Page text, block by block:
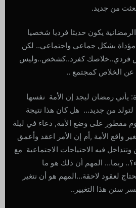
من جديد.
يكون حديثا فرديا شخصيا
بشكل جماعي واجتماعي.. لكن
فردي..خلاصك كفرد..كشخص..وليس
الخلاص كمجتمع ..
يأتي رمضان ليجد إن الأمة نفسها
من جديد… هل كان هذا نتيجة
مفطور على وضع الأمة, دعاء في ليلة
واقع الأمة ,أم إن الأمر اعقد وأعمق
فيه الاحتياجات الاجتماعية مع
ربما… المهم أن ذلك هو ما
لعقود لاحقة…المهم هو أن نتغير
سنن هذا التغيير..